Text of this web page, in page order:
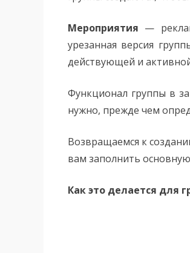
Мероприятия —
урезанная версия
действующей и
Функционал группы в
нужно, прежде чем
Возвращаемся к
вам заполнить
Как это делается для